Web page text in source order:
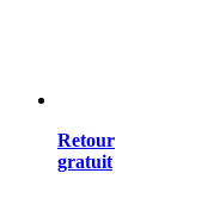
Retour
gratuit